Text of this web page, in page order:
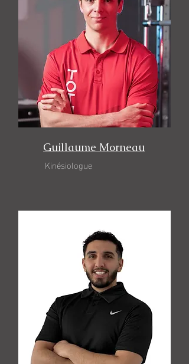
Guillaume Morneau
Kinésiologue